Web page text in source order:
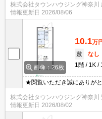
株式会社タウンハウジング神奈川
情報更新日 2026/08/06
画像：26枚
10.1万
敷
なし
1階
1K
★閲覧いただき誠にありが
株式会社タウンハウジング神奈川
情報更新日 2026/08/02